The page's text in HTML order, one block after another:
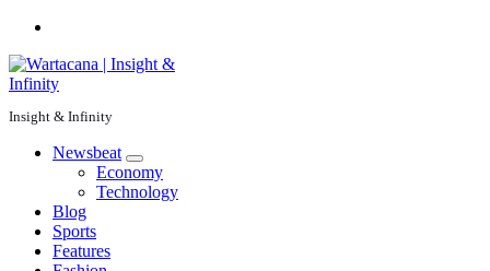
Insight & Infinity
Newsbeat
Economy
Technology
Blog
Sports
Features